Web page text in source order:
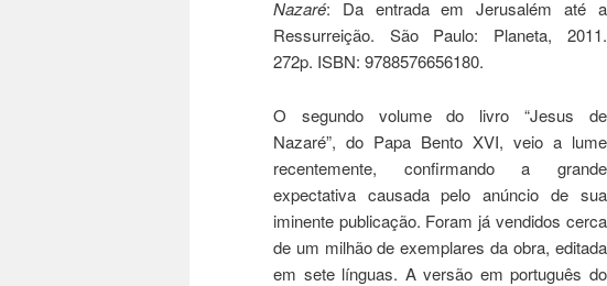
Nazaré: Da entrada em Jerusalém até a
Ressurreição. São Paulo: Planeta, 2011.
272p. ISBN: 9788576656180.
O segundo volume do livro “Jesus de
Nazaré”, do Papa Bento XVI, veio a lume
recentemente, confirmando a grande
expectativa causada pelo anúncio de sua
iminente publicação. Foram já vendidos cerca
de um milhão de exemplares da obra, editada
em sete línguas. A versão em português do